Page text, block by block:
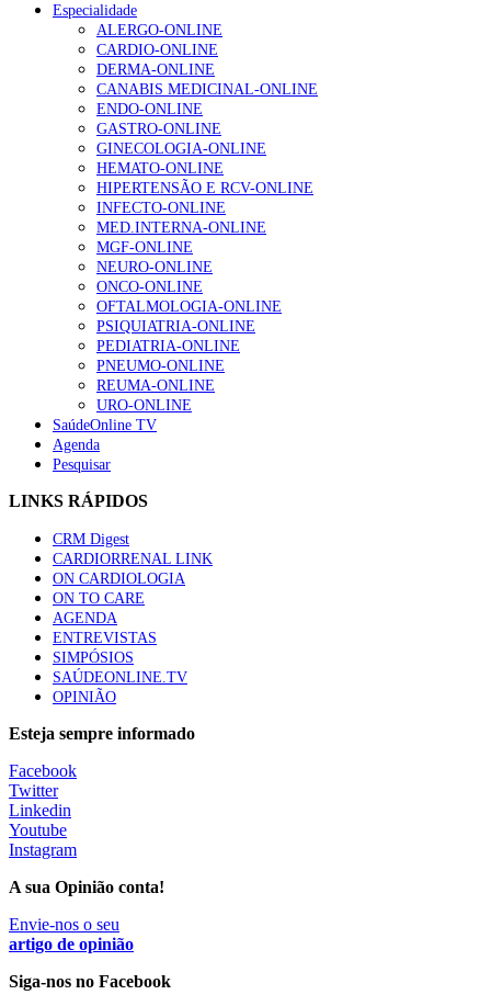
Enfermagem Forense. “Da urgência ao tribunal, cada
gesto conta e cada profissional faz a diferença”
203 visualizações
1.º Episódio do Podcast “Frequência Cardio – Sintoniza-
te na Insuficiência Cardíaca” da Bayer
169 visualizações
Alguns milhares de utentes podem ficar sem médico de
família com nova regras do registo, alerta associação
132 visualizações
“Os programas de rastreio do cancro do pulmão são
custo-efetivos e representam um investimento
sustentável para os sistemas de saúde”
93 visualizações
Quase quatro em cada dez doentes com enfarte
87 visualizações
Trodelvy aprovado para primeira linha no cancro da
mama triplo negativo metastático em doentes não
elegíveis para inibidores PD-(L)1
61 visualizações
MAIS NOTÍCIAS
Quase 11.900 jovens recorreram aos cheques psicólogo e
nutricionista no primeiro mês
7 Ago, 2026
ULS de Coimbra estreia cirurgia endoscópica do ouvido com
apoio robótico em Portugal
7 Ago, 2026 0 Comments
Especialidade
ALERGO-ONLINE
CARDIO-ONLINE
DERMA-ONLINE
CANABIS MEDICINAL-ONLINE
ENDO-ONLINE
GASTRO-ONLINE
GINECOLOGIA-ONLINE
HEMATO-ONLINE
HIPERTENSÃO E RCV-ONLINE
INFECTO-ONLINE
MED.INTERNA-ONLINE
MGF-ONLINE
NEURO-ONLINE
ONCO-ONLINE
OFTALMOLOGIA-ONLINE
PSIQUIATRIA-ONLINE
PEDIATRIA-ONLINE
PNEUMO-ONLINE
REUMA-ONLINE
URO-ONLINE
SaúdeOnline TV
Agenda
Pesquisar
LINKS RÁPIDOS
CRM Digest
CARDIORRENAL LINK
ON CARDIOLOGIA
ON TO CARE
AGENDA
ENTREVISTAS
SIMPÓSIOS
SAÚDEONLINE.TV
OPINIÃO
Esteja sempre informado
Facebook
Twitter
Linkedin
Youtube
Instagram
A sua Opinião conta!
Envie-nos o seu
artigo de opinião
Siga-nos no Facebook